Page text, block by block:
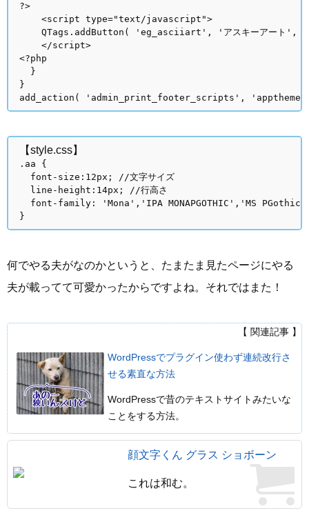
?>
<script type="text/javascript">
QTags.addButton( 'eg_asciiart', 'アスキーアー
</script>
<?php
}
}
add_action( 'admin_print_footer_scripts',
【style.css】
.aa {
font-size:12px; //文字サイズ
line-height:14px; //行高さ
font-family: 'Mona','IPA MONAPGOTHIC','MS
}
何でやる夫がなのかというと、たまたま見たページにやる
夫が載ってて可愛かったからですよね。それではまた！
【 関連記事 】
WordPressでプラグイン使わず連続改行さ
せる素直な方法
WordPressで昔のテキストサイトみたいな
ことをする方法。
顔文字くん グラス ショボーン
これは和む。